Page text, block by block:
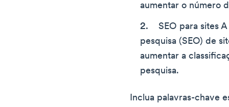
aumentar o número
SEO para sites
pesquisa (SEO) de
aumentar a
pesquisa.
Inclua palavras-chave